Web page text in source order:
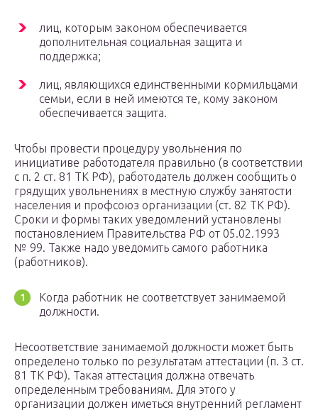
лиц, которым законом обеспечивается
дополнительная социальная защита и
поддержка;
лиц, являющихся единственными кормильцами
семьи, если в ней имеются те, кому законом
обеспечивается защита.
Чтобы провести процедуру увольнения по
инициативе работодателя правильно (в соответствии
с п. 2 ст. 81 ТК РФ), работодатель должен сообщить о
грядущих увольнениях в местную службу занятости
населения и профсоюз организации (ст. 82 ТК РФ).
Сроки и формы таких уведомлений установлены
постановлением Правительства РФ от 05.02.1993
№ 99. Также надо уведомить самого работника
(работников).
Когда работник не соответствует занимаемой
должности.
Несоответствие занимаемой должности может быть
определено только по результатам аттестации (п. 3 ст.
81 ТК РФ). Такая аттестация должна отвечать
определенным требованиям. Для этого у
организации должен иметься внутренний регламент